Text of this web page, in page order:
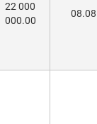
22 000
000.00